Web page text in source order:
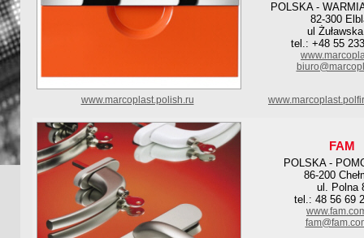
POLSKA -
82-300
ul
tel.: +48 55
www.marcoplast.polish.ru
FAM
POLSKA -
86-200
ul. Polna
tel.: 48 56 69